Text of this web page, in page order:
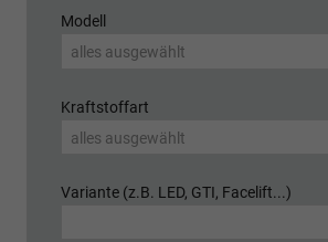
Modell
alles ausgewählt
Kraftstoffart
alles ausgewählt
Variante (z.B. LED, GTI, Facelift...)